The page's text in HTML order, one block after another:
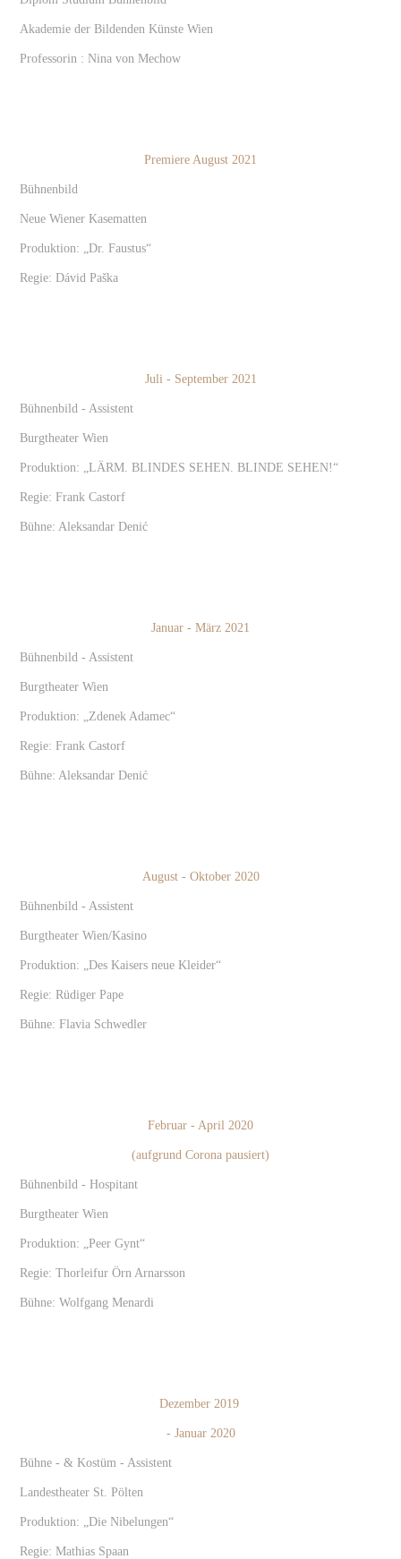
Akademie der Bildenden Künste Wien
Professorin : Nina von Mechow
Premiere August 2021
Bühnenbild
Neue Wiener Kasematten
Produktion: „Dr. Faustus“
Regie: Dávid Paška
Juli - September 2021
Bühnenbild - Assistent
Burgtheater Wien
Produktion: „LÄRM. BLINDES SEHEN. BLINDE SEHEN!​​​​​​​ “
Regie: Frank Castorf
Bühne: Aleksandar Denić
Januar - März 2021
Bühnenbild - Assistent
Burgtheater Wien
Produktion: „Zdenek Adamec“
Regie: Frank Castorf
Bühne: Aleksandar Denić
August - Oktober 2020
Bühnenbild - Assistent
Burgtheater Wien/Kasino
Produktion: „Des Kaisers neue Kleider“
Regie: Rüdiger Pape
Bühne: Flavia Schwedler
Februar - April 2020
(aufgrund Corona pausiert)
Bühnenbild - Hospitant
Burgtheater Wien
Produktion: „Peer Gynt“
Regie: Thorleifur Örn Arnarsson
Bühne: Wolfgang Menardi
Dezember 2019
- Januar 2020
Bühne - & Kostüm - Assistent
Landestheater St. Pölten
Produktion: „Die Nibelungen“
Regie: Mathias Spaan